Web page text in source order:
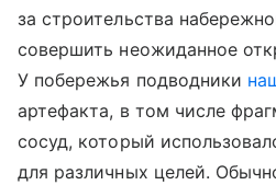
за строительства
совершить неожиданное
У побережья подводники
артефакта, в том числе
сосуд, который
для различных целей.